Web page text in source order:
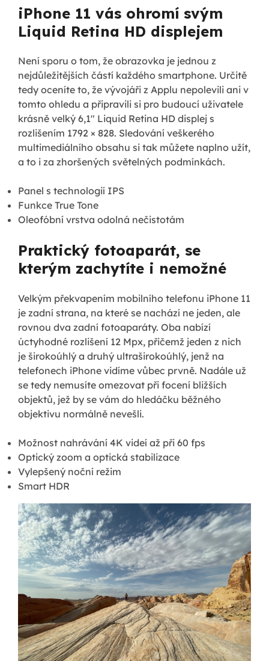
iPhone 11 vás ohromí svým
Liquid Retina HD displejem
Není sporu o tom, že obrazovka je jednou z
nejdůležitějších částí každého smartphone. Určitě
tedy oceníte to, že vývojáři z Applu nepolevili ani v
tomto ohledu a připravili si pro budoucí uživatele
krásně velký 6,1" Liquid Retina HD displej s
rozlišením 1792 × 828. Sledování veškerého
multimediálního obsahu si tak můžete naplno užít,
a to i za zhoršených světelných podmínkách.
Panel s technologií IPS
Funkce True Tone
Oleofóbní vrstva odolná nečistotám
Praktický fotoaparát, se
kterým zachytíte i nemožné
Velkým překvapením mobilního telefonu iPhone 11
je zadní strana, na které se nachází ne jeden, ale
rovnou dva zadní fotoaparáty. Oba nabízí
úctyhodné rozlišení 12 Mpx, přičemž jeden z nich
je širokoúhlý a druhý ultraširokoúhlý, jenž na
telefonech iPhone vidíme vůbec prvně. Nadále už
se tedy nemusíte omezovat při focení bližších
objektů, jež by se vám do hledáčku běžného
objektivu normálně nevešli.
Možnost nahrávání 4K videí až při 60 fps
Optický zoom a optická stabilizace
Vylepšený noční režim
Smart HDR